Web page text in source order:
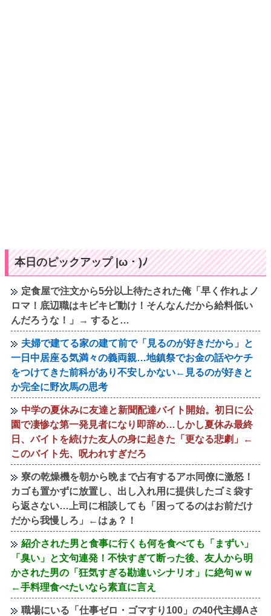
本日のピックアップ |ω・)ﾉ
定食屋で注文から5分以上待たされた俺「早く作れよノ
ロマ！底辺職はキビキビ動け！そんなんだから給料低い
んだろうな！」→ すると…
夫婦で建てる家の建て前で「見るのが好きだから」と
一日中居座る気満々の義両親…地鎮祭でお金の話やケチ
をつけてきた前科があり不安しかない←見るのが好きと
か完全に野次馬の思考
中学の夏休みに友達と新聞配達バイト開始。初日に公
園で凄惨な第一発見者になり即辞め…しかし夏休み最終
日、バイトを続けた友人の身に起きた「更なる悲劇」←
このバイト先、呪われすぎだろ
寮の乾燥機を朝から晩まで占有するアホ同僚に激怒！
カゴも置かずに放置し、出し入れ用に提供したゴミ袋す
ら返さない…上司に相談しても「困ってるのはお前だけ
だから我慢しろ」←はぁ？！
紹介された男と食事に行くも何を食べても「まずい」
「臭い」と文句連発！不快すぎて断った後、友人から明
かされた男の「狂気すぎる勘違いシナリオ」に絶句ｗｗ
←手料理食べたいなら素直に言え
職場にいる「仕事ゼロ・ゴマすり100」の40代主婦Aさ